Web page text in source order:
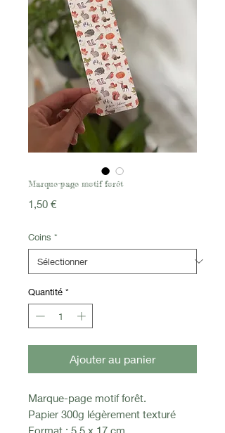
Marque-page motif forêt
1,50 €Prix
Coins *
Quantité *
Ajouter au panier
Marque-page motif forêt.
Papier 300g légèrement texturé